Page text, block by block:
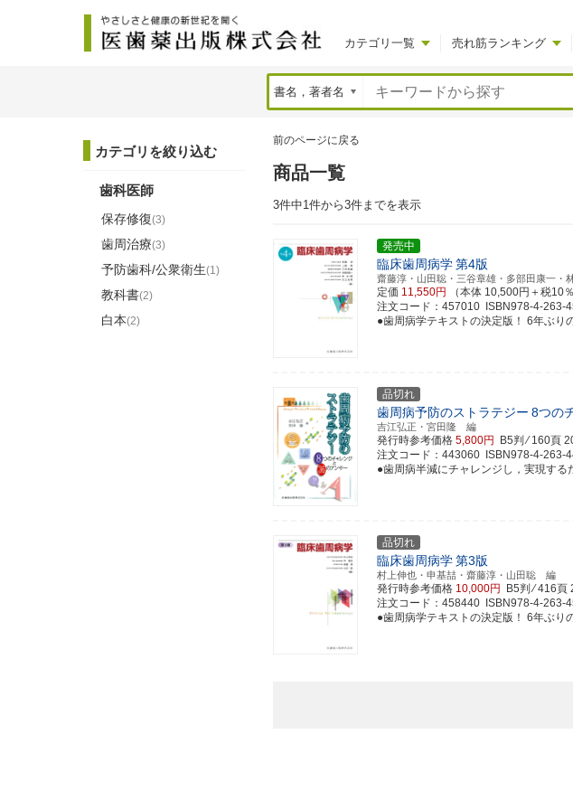
カテゴリ一覧 売れ筋ランキング
前のページに戻る
商品一覧
3件中1件から3件までを表示
発売中
臨床歯周病学第4版
齋藤淳・山田聡・三谷章雄・多部田康一
定価 11,550円 （本体 10,500円＋税10
注文コード：457010 ISBN978-4-263-
●歯周病学テキストの決定版！ 6年ぶり
品切れ
歯周病予防のストラテジー 8つの
吉江弘正・宮田隆 編
発行時参考価格 5,800円 B5判 ⁄ 160頁
注文コード：443060 ISBN978-4-263-
●歯周病半減にチャレンジし，実現す
品切れ
臨床歯周病学第3版
村上伸也・申基喆・齋藤淳・山田聡 編
発行時参考価格 10,000円 B5判 ⁄ 416頁
注文コード：458440 ISBN978-4-263-
●歯周病学テキストの決定版！ 6年ぶり
カテゴリを絞り込む
歯科医師
保存修復(3)
歯周治療(3)
予防歯科/公衆衛生(1)
教科書(2)
白本(2)